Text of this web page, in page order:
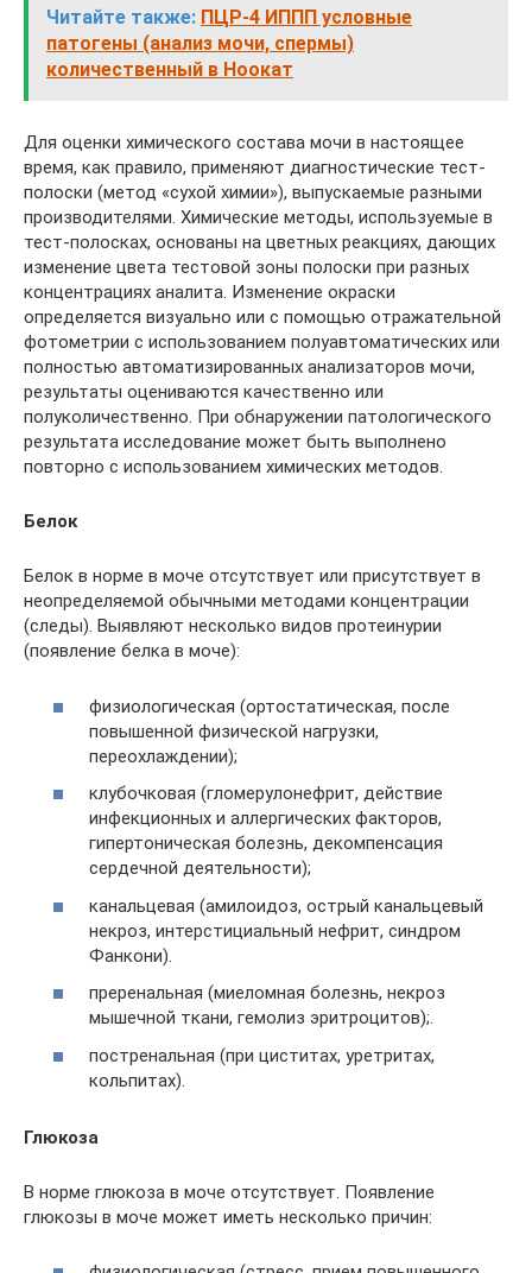
Читайте также: ПЦР-4 ИППП условные
патогены (анализ мочи, спермы)
количественный в Ноокат
Для оценки химического состава мочи в настоящее
время, как правило, применяют диагностические тест-
полоски (метод «сухой химии»), выпускаемые разными
производителями. Химические методы, используемые в
тест-полосках, основаны на цветных реакциях, дающих
изменение цвета тестовой зоны полоски при разных
концентрациях аналита. Изменение окраски
определяется визуально или с помощью отражательной
фотометрии с использованием полуавтоматических или
полностью автоматизированных анализаторов мочи,
результаты оцениваются качественно или
полуколичественно. При обнаружении патологического
результата исследование может быть выполнено
повторно с использованием химических методов.
Белок
Белок в норме в моче отсутствует или присутствует в
неопределяемой обычными методами концентрации
(следы). Выявляют несколько видов протеинурии
(появление белка в моче):
физиологическая (ортостатическая, после
повышенной физической нагрузки,
переохлаждении);
клубочковая (гломерулонефрит, действие
инфекционных и аллергических факторов,
гипертоническая болезнь, декомпенсация
сердечной деятельности);
канальцевая (амилоидоз, острый канальцевый
некроз, интерстициальный нефрит, синдром
Фанкони).
преренальная (миеломная болезнь, некроз
мышечной ткани, гемолиз эритроцитов);.
постренальная (при циститах, уретритах,
кольпитах).
Глюкоза
В норме глюкоза в моче отсутствует. Появление
глюкозы в моче может иметь несколько причин: